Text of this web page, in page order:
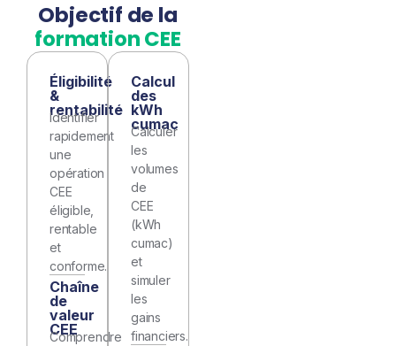
Objectif de la
formation CEE
Éligibilité
&
rentabilité
Identifier
rapidement
une
opération
CEE
éligible,
rentable
et
conforme.
Chaîne
de
valeur
CEE
Comprendre
Calcul
des
kWh
cumac
Calculer
les
volumes
de
CEE
(kWh
cumac)
et
simuler
les
gains
financiers.